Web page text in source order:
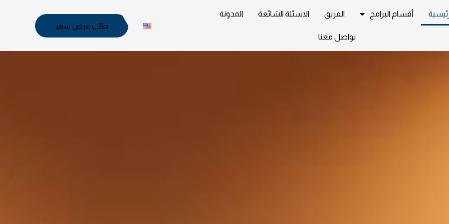
أقسام البرامج الفريق الاسئلة الشائعة المدونة
تواصل معنا
طلب عرض سعر